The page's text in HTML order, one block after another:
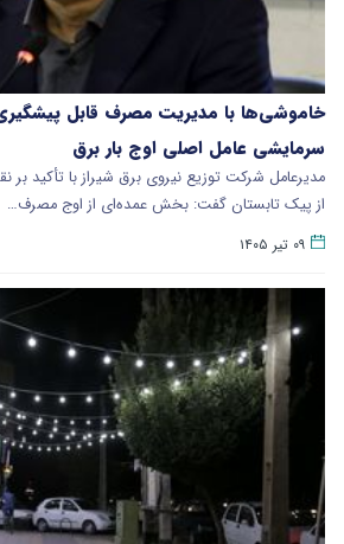
خاموشی‌ها با مدیریت مصرف قابل
سرمایشی عامل اصلی اوج بار برق
مدیرعامل شرکت توزیع نیروی برق شیراز با تأکید
از پیک تابستان گفت: بخش عمده‌ای از اوج مصرف…
۰۹ تیر ۱۴۰۵